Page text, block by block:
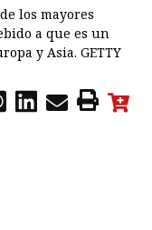
los mayores
a que es un
y Asia. GETTY